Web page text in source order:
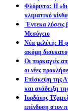
Φλόριντα: Η
κλιματικό
Έντεκα λύσεις
Μεσόγειο
Νέα μελέτη: Η
ακόμη
Οι πυρκαγιές
οι νέες
Επίσκεψη της
και ανάδειξη
Ιορδάνης
επένδυση στον